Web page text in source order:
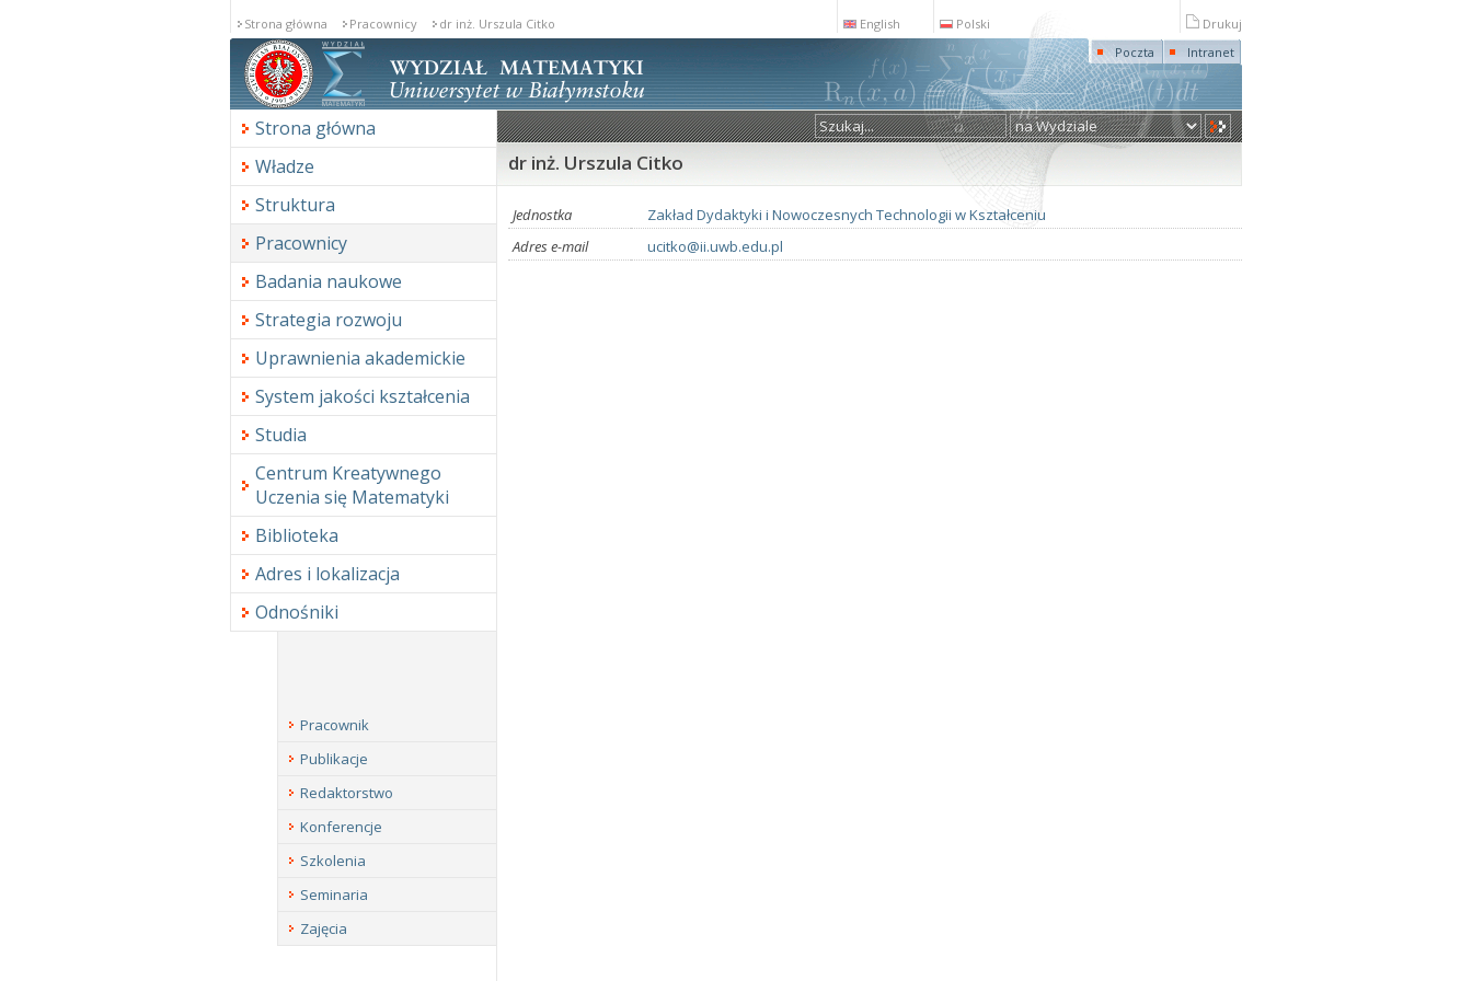
Strona główna Pracownicy dr inż. Urszula Citko English Polski
Drukuj
Poczta
Intranet
Strona główna
Władze
Struktura
Pracownicy
Badania naukowe
Strategia rozwoju
Uprawnienia akademickie
System jakości kształcenia
Studia
Centrum Kreatywnego
Uczenia się Matematyki
Biblioteka
Adres i lokalizacja
Odnośniki
dr inż. Urszula Citko
Jednostka
Zakład Dydaktyki i Nowoczesnych Technologii w Kształceniu
Adres e-mail
ucitko@ii.uwb.edu.pl
Pracownik
Publikacje
Redaktorstwo
Konferencje
Szkolenia
Seminaria
Zajęcia